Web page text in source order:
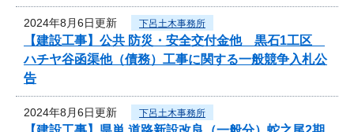
2024年8月6日更新 下呂土木事務所
【建設工事】公共 防災・安全交付金他 黒石1工区
ハチヤ谷函渠他（債務）工事に関する一般競争入札公
告
2024年8月6日更新 下呂土木事務所